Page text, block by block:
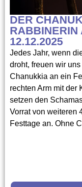
DER
RABBINERIN
12.12.2025
Jedes Jahr, wenn
droht, freuen wir
Chanukkia an ein
rechten Arm mit der
setzen den
Vorrat von weiteren
Festtage an. Ohne